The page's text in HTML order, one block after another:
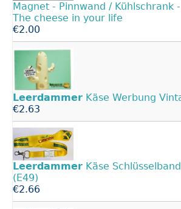
Magnet - Pinnwand / Kühlschrank -
The cheese in your life
€2.00
Leerdammer Käse Werbung
€2.63
Leerdammer Käse
(E49)
€2.66